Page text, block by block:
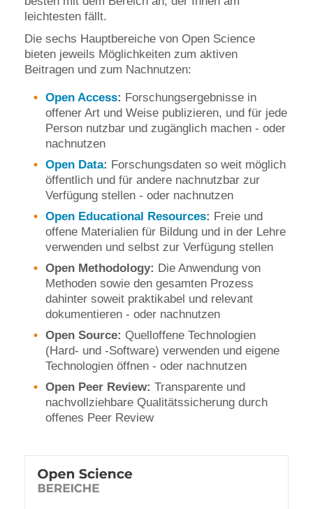
leichtesten fällt.
Die sechs Hauptbereiche von Open Science
bieten jeweils Möglichkeiten zum aktiven
Beitragen und zum Nachnutzen:
Open Access: Forschungsergebnisse in
offener Art und Weise publizieren, und für jede
Person nutzbar und zugänglich machen - oder
nachnutzen
Open Data: Forschungsdaten so weit möglich
öffentlich und für andere nachnutzbar zur
Verfügung stellen - oder nachnutzen
Open Educational Resources: Freie und
offene Materialien für Bildung und in der Lehre
verwenden und selbst zur Verfügung stellen
Open Methodology: Die Anwendung von
Methoden sowie den gesamten Prozess
dahinter soweit praktikabel und relevant
dokumentieren - oder nachnutzen
Open Source: Quelloffene Technologien
(Hard- und -Software) verwenden und eigene
Technologien öffnen - oder nachnutzen
Open Peer Review: Transparente und
nachvollziehbare Qualitätssicherung durch
offenes Peer Review